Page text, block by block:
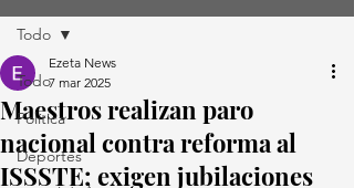
Todo
Política
Deportes
Todo
Maestros realizan paro
nacional contra reforma al
ISSSTE; exigen jubilaciones
Ezeta News
7 mar 2025